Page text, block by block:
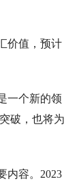
价值，预计
一个新的领
破，也将为
内容。2023